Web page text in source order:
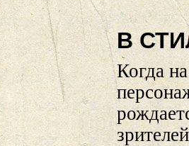
В
Когда